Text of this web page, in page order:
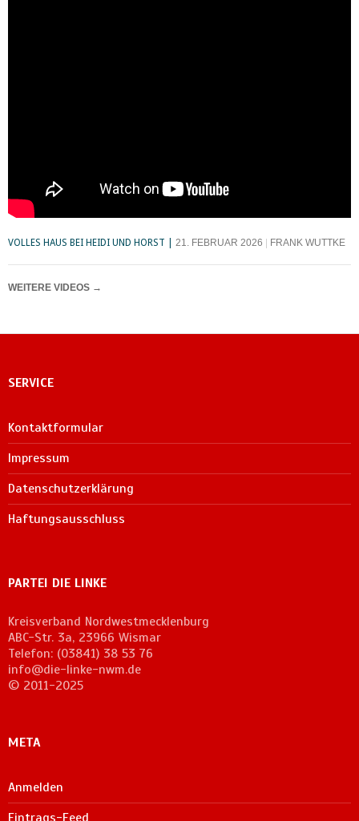
VOLLES HAUS BEI HEIDI UND HORST 21. FEBRUAR 2026 FRANK WUTTKE
WEITERE VIDEOS →
SERVICE
Kontaktformular
Impressum
Datenschutzerklärung
Haftungsausschluss
PARTEI DIE LINKE
Kreisverband Nordwestmecklenburg
ABC-Str. 3a, 23966 Wismar
Telefon: (03841) 38 53 76
info@die-linke-nwm.de
© 2011-2025
META
Anmelden
Eintrags-Feed